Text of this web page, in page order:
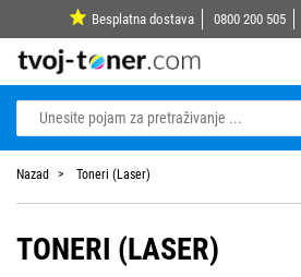
Besplatna dostava 0800 200 505
Nazad Toneri (Laser)
TONERI (LASER)